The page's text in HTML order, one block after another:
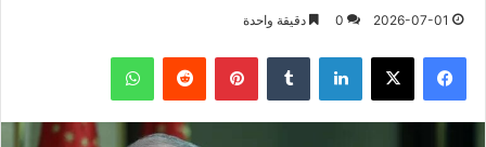
2026-07-01
0 دقيقة واحدة
فيسبوك X لينكدإن بينتيريست واتساب